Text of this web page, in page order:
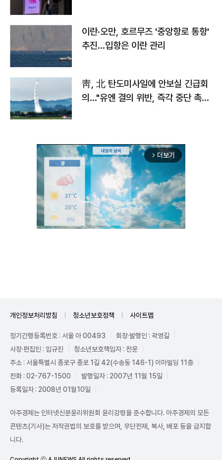
이란·오만, 호르무즈 '중앙항로 통항'
추진…입항은 이란 관리
靑, 北 탄도미사일에 안보실 긴급회
의…"유엔 결의 위반, 즉각 중단 촉
arrow_forward_ios 더보기
개인정보처리방침 청소년보호정책 사이트맵
정기간행등록번호 : 서울 아 00493
회장·발행인 : 곽영길
사장·편집인 : 임규진
청소년보호책임자 : 전운
주소 : 서울특별시 종로구 종로 1길 42(수송동 146-1) 이마빌딩 11층
전화 : 02-767-1500
발행일자 : 2007년 11월 15일
등록일자 : 2008년 01월10일
아주경제는 인터넷신문윤리위원회 윤리강령을 준수합니다. 아주경제의 모든
콘텐츠(기사)는 저작권법의 보호를 받으며, 무단전재, 복사, 배포 등을 금지합
니다.